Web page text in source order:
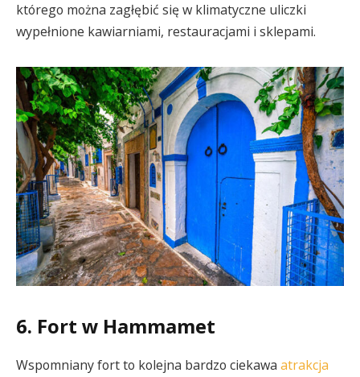
którego można zagłębić się w klimatyczne uliczki
wypełnione kawiarniami, restauracjami i sklepami.
6. Fort w Hammamet
Wspomniany fort to kolejna bardzo ciekawa atrakcja